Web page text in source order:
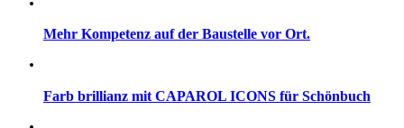
Mehr Kompetenz auf der Baustelle vor Ort.
Farb brillianz mit CAPAROL ICONS für Schönbuch